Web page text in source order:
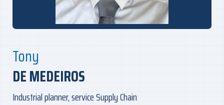
Tony
DE MEDEIROS
Industrial planner, service Supply Chain